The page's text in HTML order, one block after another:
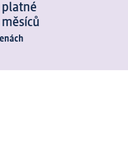
platné